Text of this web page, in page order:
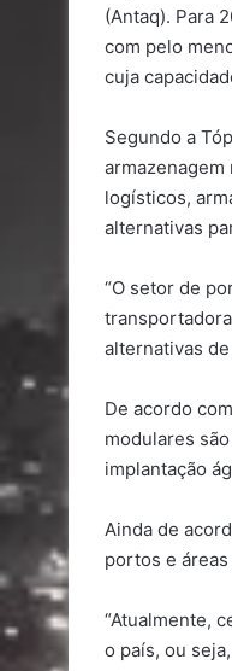
(Antaq). Para
com pelo
cuja
Segundo a
logísticos,
alternativas
“O setor de
alternativas de
De acordo
modulares
implantação
Ainda de
portos e
“Atualmente,
o país, ou